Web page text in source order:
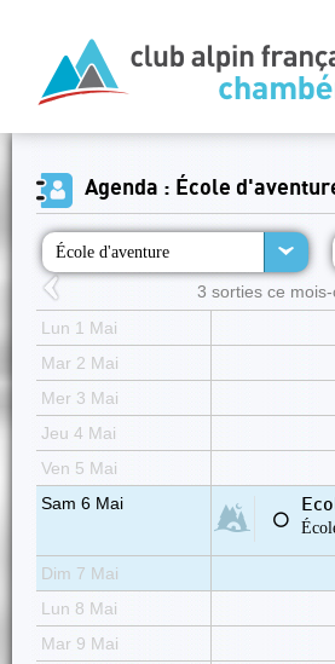
Agenda : École
École d'aventure
3 sorties ce mois-
Lun 1 Mai
Mar 2 Mai
Mer 3 Mai
Jeu 4 Mai
Ven 5 Mai
Sam 6 Mai
⚪
Dim 7 Mai
Lun 8 Mai
Mar 9 Mai